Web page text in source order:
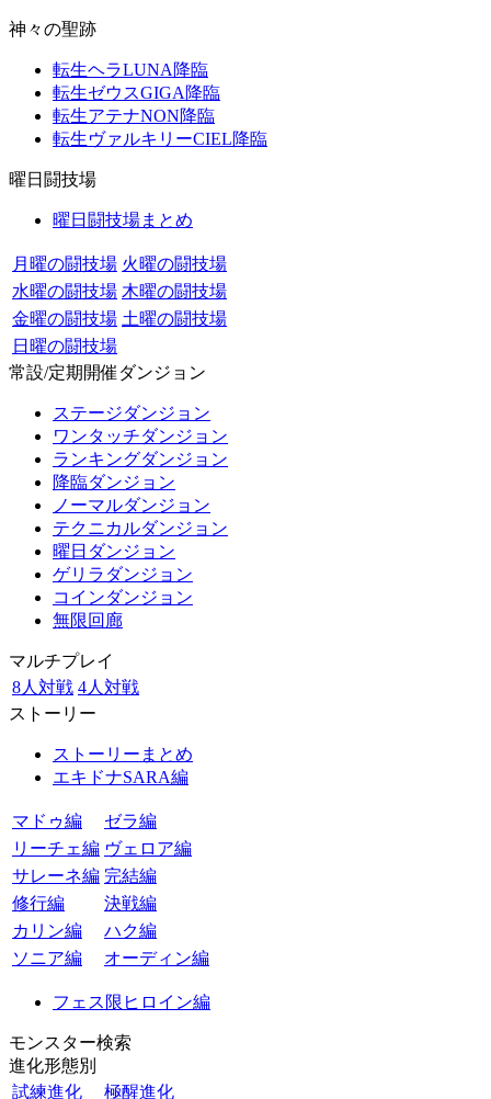
神々の聖跡
転生ヘラLUNA降臨
転生ゼウスGIGA降臨
転生アテナNON降臨
転生ヴァルキリーCIEL降臨
曜日闘技場
曜日闘技場まとめ
月曜の闘技場 火曜の闘技場
水曜の闘技場 木曜の闘技場
金曜の闘技場 土曜の闘技場
日曜の闘技場
常設/定期開催ダンジョン
ステージダンジョン
ワンタッチダンジョン
ランキングダンジョン
降臨ダンジョン
ノーマルダンジョン
テクニカルダンジョン
曜日ダンジョン
ゲリラダンジョン
コインダンジョン
無限回廊
マルチプレイ
8人対戦 4人対戦
ストーリー
ストーリーまとめ
エキドナSARA編
マドゥ編
ゼラ編
リーチェ編 ヴェロア編
サレーネ編 完結編
修行編
決戦編
カリン編
ハク編
ソニア編
オーディン編
フェス限ヒロイン編
モンスター検索
進化形態別
試練進化
極醒進化